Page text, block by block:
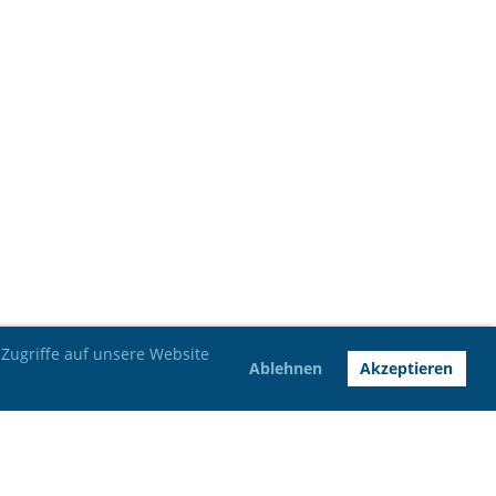
auf unsere Website
Ablehnen Akzeptieren